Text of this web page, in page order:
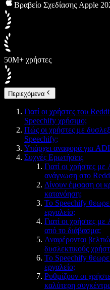
Βραβείο Σχεδίασης Apple
50M+ χρήστες
Περιεχόμενα
Γιατί οι χρήστες του
Speechify χρήσιμο;
Πώς οι χρήστες με
Speechify;
Υπάρχει αναφορά για
Συχνές Ερωτήσεις
Γιατί οι χρήστες
ανάγνωση στο
Δίνουν έμφαση οι
κατανόηση;
Το Speechify
εργαλείο;
Γιατί οι χρήστες
από το διάβασμα;
Αναφέρονται
δυσλεκτικούς
Το Speechify
εργαλείο;
Ρυθμίζουν οι
καλύτερη